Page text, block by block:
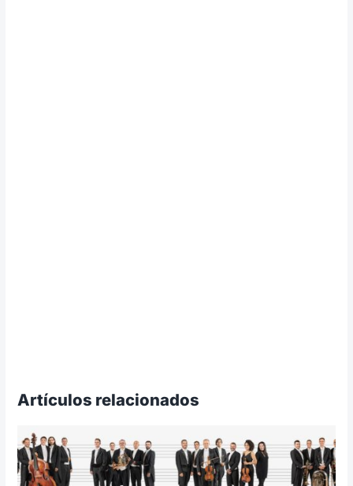
Artículos relacionados